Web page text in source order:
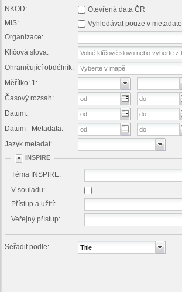
NKOD:
Otevřená data ČR
MIS:
Vyhledávat pouze v
Organizace:
Klíčová slova:
Ohraničující obdélník:
Měřítko: 1:
Časový rozsah:
Datum:
Datum - Metadata:
Jazyk metadat:
INSPIRE
Téma INSPIRE:
V souladu:
Přístup a užití:
Veřejný přístup:
Seřadit podle: